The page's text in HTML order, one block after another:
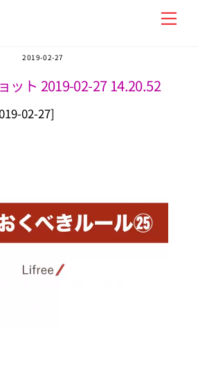
2019-02-27
ット 2019-02-27 14.20.52
02-27]